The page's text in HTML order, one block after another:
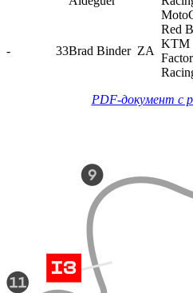
- 33Brad Binder ZA
Red
KTM
PDF-документ с